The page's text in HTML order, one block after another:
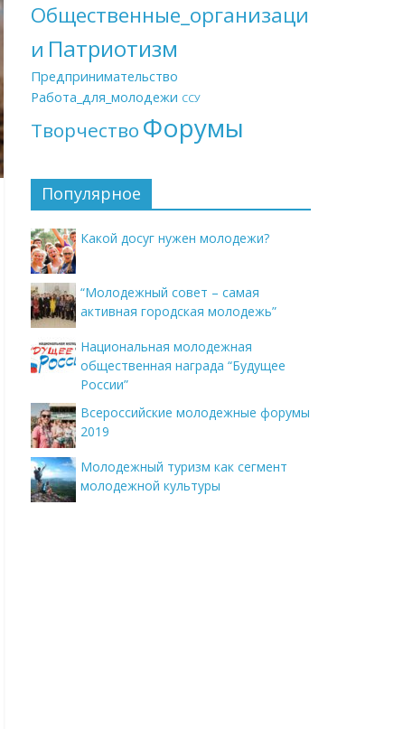
Общественные_организаци
и Патриотизм
Предпринимательство
Работа_для_молодежи ССУ
Творчество Форумы
Популярное
Какой досуг нужен молодежи?
“Молодежный совет – самая
активная городская молодежь”
Национальная молодежная
общественная награда “Будущее
России”
Всероссийские молодежные форумы
2019
Молодежный туризм как сегмент
молодежной культуры